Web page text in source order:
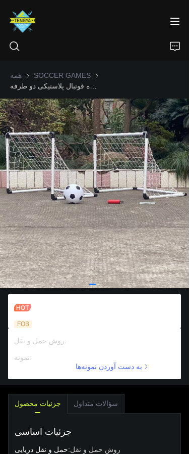
همه SOCCER GAMES SOCCER GAMES
FOB
روش حمل و نقل:
نمونه:
به دست آوردن نمونه‌ها
جزئیات محصول سؤالات متداول
جزئیات اساسی
روش حمل و نقل:حمل و نقل دریایی
خانه
محصولات
درباره ما
اخبار
تماس